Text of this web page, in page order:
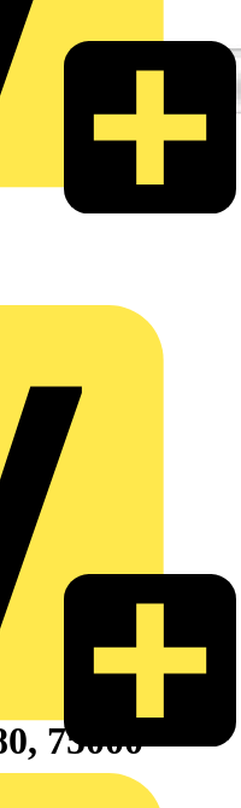
T8,
1500
D, 4000
75000